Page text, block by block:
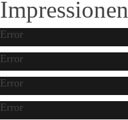
Impressionen
Error
Error
Error
Error